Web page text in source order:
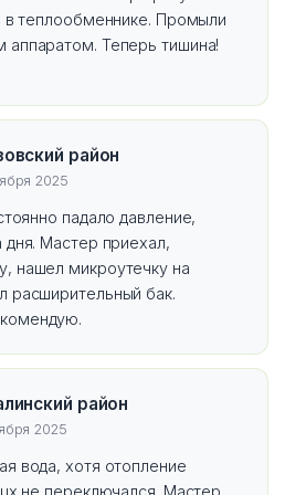
в теплообменнике. Промыли
аппаратом. Теперь тишина!
район
2025
падало давление,
дня. Мастер приехал,
нашел микроутечку на
расширительный бак.
район
2025
вода, хотя отопление